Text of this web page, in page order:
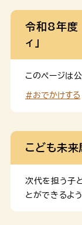
令和8年度
ィ」
このページは
#おでかけする
こども未
次代を担う子
とができるよ